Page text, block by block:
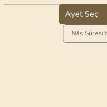
Ayet Seç
Nâs